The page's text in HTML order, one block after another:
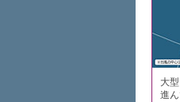
大
進